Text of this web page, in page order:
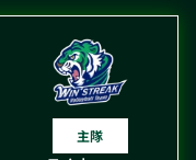
主隊